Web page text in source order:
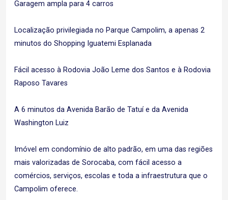
Garagem ampla para 4 carros
Localização privilegiada no Parque Campolim, a apenas 2
minutos do Shopping Iguatemi Esplanada
Fácil acesso à Rodovia João Leme dos Santos e à Rodovia
Raposo Tavares
A 6 minutos da Avenida Barão de Tatuí e da Avenida
Washington Luiz
Imóvel em condomínio de alto padrão, em uma das regiões
mais valorizadas de Sorocaba, com fácil acesso a
comércios, serviços, escolas e toda a infraestrutura que o
Campolim oferece.